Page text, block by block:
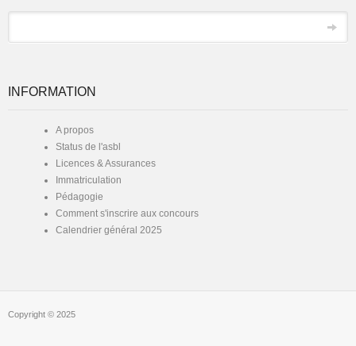
INFORMATION
A propos
Status de l'asbl
Licences & Assurances
Immatriculation
Pédagogie
Comment s'inscrire aux concours
Calendrier général 2025
Copyright © 2025